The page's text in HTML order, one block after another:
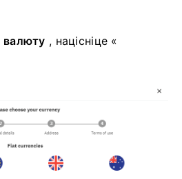
валюту , націсніце «